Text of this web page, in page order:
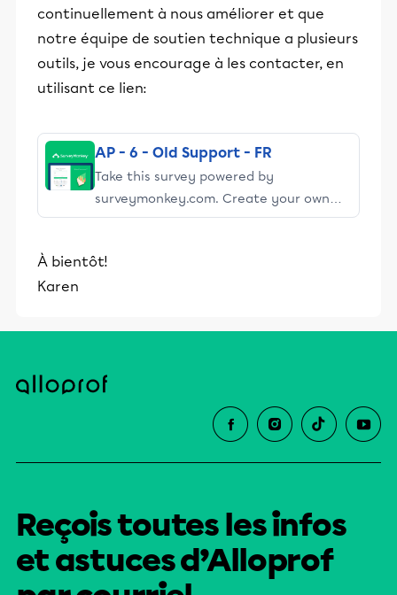
continuellement à nous améliorer et que
notre équipe de soutien technique a plusieurs
outils, je vous encourage à les contacter, en
utilisant ce lien:
AP - 6 - Old Support - FR
Take this survey powered by
surveymonkey.com. Create your own
surveys for free.
À bientôt!
Karen
Reçois toutes les infos
et astuces d’Alloprof